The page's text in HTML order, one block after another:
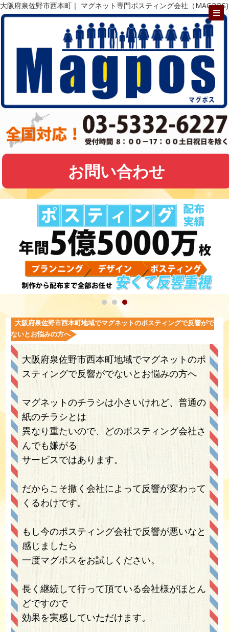
大阪府泉佐野市西本町｜ マグネット専門ポスティング会社（MAGPOS)
お問い合わせ
大阪府泉佐野市西本町地域でマグネットのポスティングで反響がで
ないとお悩みの方へ
大阪府泉佐野市西本町地域でマグネットのポ
スティングで反響がでないとお悩みの方へ
マグネットのチラシは小さいけれど、普通の
紙のチラシとは
異なり重たいので、どのポスティング会社さ
んでも嫌がる
サービスではあります。
だからこそ撒く会社によって反響が変わって
くるわけです。
もし今のポスティング会社で反響が悪いなと
感じましたら
一度マグポスをお試しください。
長く継続して行って頂ている会社様がほとん
どですので
効果を実感していただけます。